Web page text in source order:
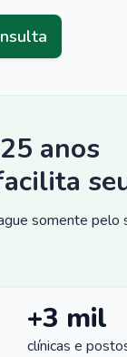
anos
somente pelo
+3 mil
clínicas e